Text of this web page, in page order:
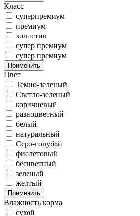
Класс
суперпремиум
премиум
холистик
cупер премиум
супер премиум
Применить
Цвет
Темно-зеленый
Светло-зеленый
коричневый
разноцветный
белый
натуральный
Серо-голубой
фиолетовый
бесцветный
зеленый
желтый
Применить
Влажность корма
сухой